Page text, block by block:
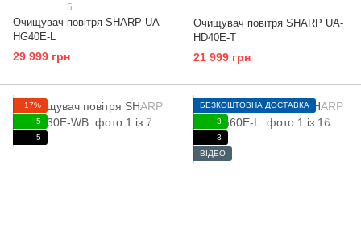
5
Очищувач повітря SHARP UA-
HG40E-L
29 999 грн
Очищувач повітря SHARP UA-
HD40E-T
21 999 грн
−17%
5
5
БЕЗКОШТОВНА ДОСТАВКА
3
3
ВІДЕО